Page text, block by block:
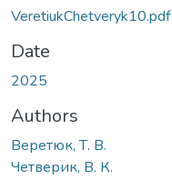
VeretiukChetveryk10.pdf
Date
2025
Authors
Веретюк, Т. В.
Четверик, В. К.